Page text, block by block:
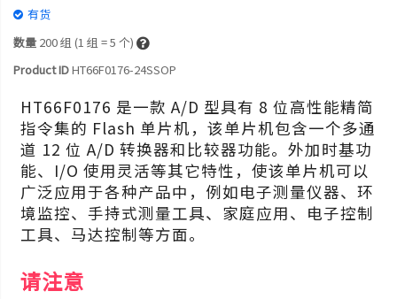
有货
数量 200组 (1 组 = 5 个)
Product IDHT66F0176-24SSOP
HT66F0176 是一款 A/D 型具有 8 位高性能精简
指令集的 Flash 单片机，该单片机包含一个多通
道 12 位 A/D 转换器和比较器功能。外加时基功
能、I/O 使用灵活等其它特性，使该单片机可以
广泛应用于各种产品中，例如电子测量仪器、环
境监控、手持式测量工具、家庭应用、电子控制
工具、马达控制等方面。
请注意